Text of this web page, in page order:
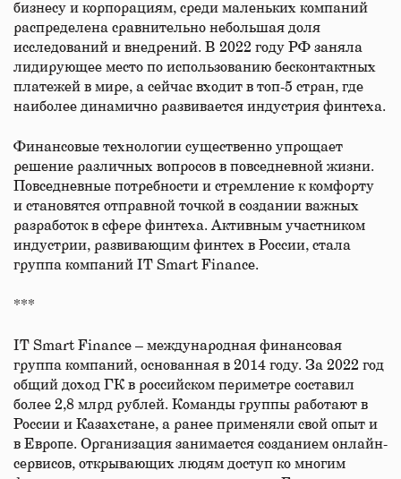
бизнесу и корпорациям, среди маленьких компаний
распределена сравнительно небольшая доля
исследований и внедрений. В 2022 году РФ заняла
лидирующее место по использованию бесконтактных
платежей в мире, а сейчас входит в топ-5 стран, где
наиболее динамично развивается индустрия финтеха.
Финансовые технологии существенно упрощает
решение различных вопросов в повседневной жизни.
Повседневные потребности и стремление к комфорту
и становятся отправной точкой в создании важных
разработок в сфере финтеха. Активным участником
индустрии, развивающим финтех в России, стала
группа компаний IT Smart Finance.
***
IT Smart Finance – международная финансовая
группа компаний, основанная в 2014 году. За 2022 год
общий доход ГК в российском периметре составил
более 2,8 млрд рублей. Команды группы работают в
России и Казахстане, а ранее применяли свой опыт и
в Европе. Организация занимается созданием онлайн-
сервисов, открывающих людям доступ ко многим